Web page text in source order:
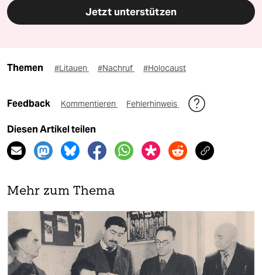
Jetzt unterstützen
Themen #Litauen #Nachruf #Holocaust
Feedback Kommentieren Fehlerhinweis
Diesen Artikel teilen
Mehr zum Thema